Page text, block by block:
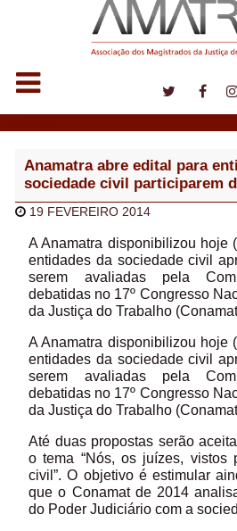
Anamatra abre edital para
sociedade civil participarem
19 FEVEREIRO 2014
A Anamatra disponibilizou hoje
entidades da sociedade civil
serem avaliadas pela
debatidas no 17º Congresso
da Justiça do Trabalho
A Anamatra disponibilizou hoje
entidades da sociedade civil
serem avaliadas pela
debatidas no 17º Congresso
da Justiça do Trabalho
Até duas propostas serão
o tema “Nós, os juízes, vistos
civil”. O objetivo é estimular
que o Conamat de 2014
do Poder Judiciário com a